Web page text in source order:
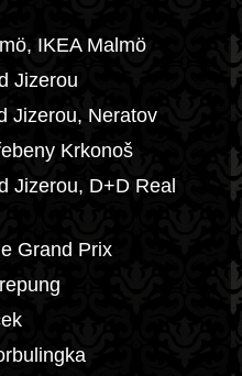
IKEA Malmö
Jizerou
Jizerou, Neratov
Krkonoš
Jizerou, D+D Real
Grand Prix